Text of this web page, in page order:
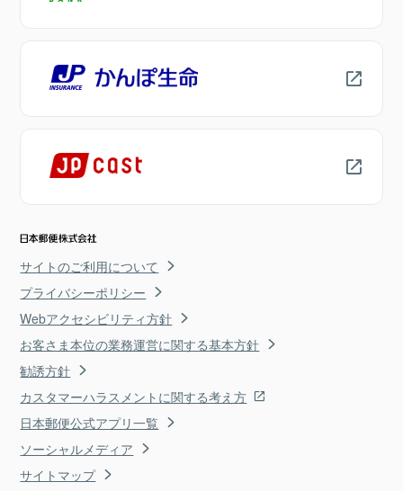
サイトのご利用について
プライバシーポリシー
Webアクセシビリティ方針
お客さま本位の業務運営に関する基本方針
勧誘方針
カスタマーハラスメントに関する考え方
日本郵便公式アプリ一覧
ソーシャルメディア
サイトマップ